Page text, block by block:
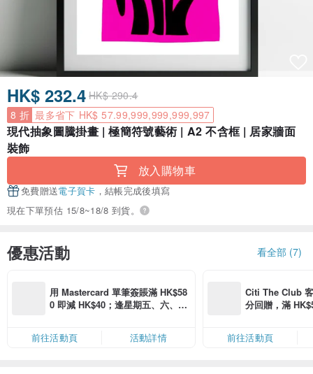
HK$ 232.4 HK$ 290.4
8 折 最多省下 HK$ 57.99,999,999,999,997
現代抽象圖騰掛畫 | 極簡符號藝術 | A2 不含框 | 居家牆面
裝飾
放入購物車
免費贈送電子賀卡 ，結帳完成後填寫
現在下單預估 15/8~18/8 到貨。
優惠活動 看全部 (7)
用 Mastercard 單筆簽賬滿 HK$58
0 即減 HK$40；逢星期五、六、日
卡」結帳）
前往活動頁 活動詳情
Citi The Club
分回贈，滿
前往活動頁